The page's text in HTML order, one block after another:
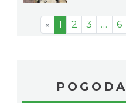
« 1 2 3 … 6
POGODA